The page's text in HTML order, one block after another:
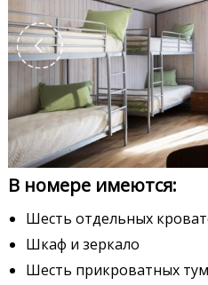
В номере имеются:
Шесть отдельных
Шкаф и зеркало
Шесть прикроватных